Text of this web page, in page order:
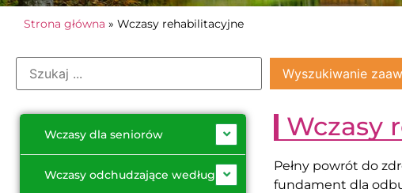
Wypoczynek
zdrowie
Strona główna » Wczasy rehabilitacyjne
Wyszukiwanie
Wczasy dla seniorów
Wczasy odchudzające według
Wczasy
Pełny powrót do
fundament dla